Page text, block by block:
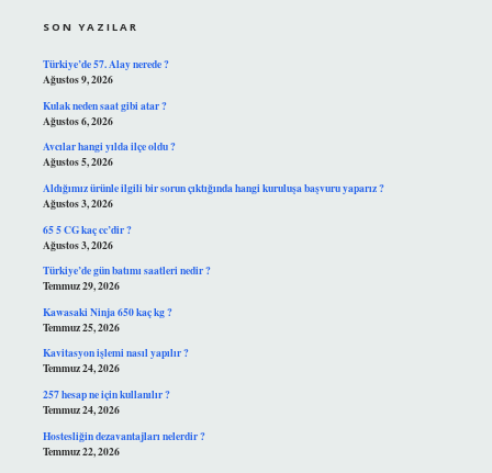
SON YAZILAR
Türkiye’de 57. Alay nerede ?
Ağustos 9, 2026
Kulak neden saat gibi atar ?
Ağustos 6, 2026
Avcılar hangi yılda ilçe oldu ?
Ağustos 5, 2026
Aldığımız ürünle ilgili bir sorun çıktığında hangi kuruluşa başvuru yaparız ?
Ağustos 3, 2026
65 5 CG kaç cc’dir ?
Ağustos 3, 2026
Türkiye’de gün batımı saatleri nedir ?
Temmuz 29, 2026
Kawasaki Ninja 650 kaç kg ?
Temmuz 25, 2026
Kavitasyon işlemi nasıl yapılır ?
Temmuz 24, 2026
257 hesap ne için kullanılır ?
Temmuz 24, 2026
Hostesliğin dezavantajları nelerdir ?
Temmuz 22, 2026